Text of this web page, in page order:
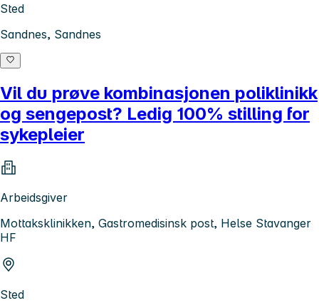
Sted
Sandnes, Sandnes
Vil du prøve kombinasjonen poliklinikk
og sengepost? Ledig 100% stilling for
sykepleier
Arbeidsgiver
Mottaksklinikken, Gastromedisinsk post, Helse Stavanger
HF
Sted